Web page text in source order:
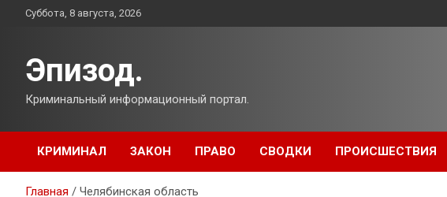
ПерейтиСуббота, 8 августа, 2026
Эпизод.
Криминальный информационный портал.
КРИМИНАЛ ЗАКОН ПРАВО СВОДКИ ПРОИСШЕСТВИЯ
Главная Челябинская область